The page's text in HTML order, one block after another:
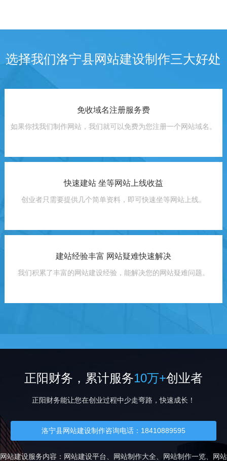
选择我们洛宁县网站建设制作三大好处
免收域名注册服务费
如果你找我们制作网站，我们就可以免费为您注册一个网站域名。
快速建站 坐等网站上线收益
创业者只需要提供几个简单资料，即可快速坐等网站上线。
建站经验丰富 网站疑难快速解决
我们积累了丰富的网站建设经验，能解决您的网站疑难问题。
正阳财务，累计服务10万+创业者
正阳财务能让您在创业过程中少走弯路，快速成长！
洛宁县网站建设制作咨询电话：18410889595
网站建设服务内容：网站建设平台、网站制作大全、网站制作一览、网站